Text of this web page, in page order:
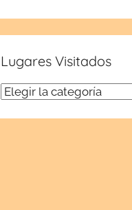
Lugares Visitados
Lugares